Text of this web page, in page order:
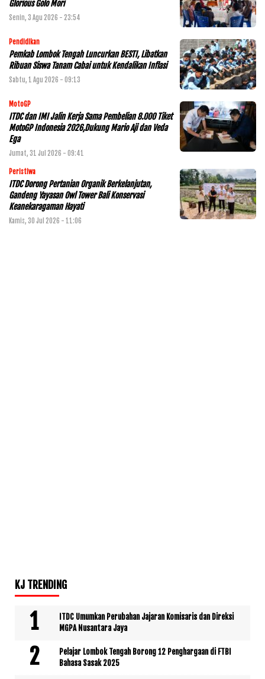
Glorious Golo Mori
Senin, 3 Agu 2026 - 23:54
Pendidikan
Pemkab Lombok Tengah Luncurkan BESTI, Libatkan
Ribuan Siswa Tanam Cabai untuk Kendalikan Inflasi
Sabtu, 1 Agu 2026 - 09:13
MotoGP
ITDC dan IMI Jalin Kerja Sama Pembelian 8.000 Tiket
MotoGP Indonesia 2026,Dukung Mario Aji dan Veda
Ega
Jumat, 31 Jul 2026 - 09:41
Peristiwa
ITDC Dorong Pertanian Organik Berkelanjutan,
Gandeng Yayasan Owl Tower Bali Konservasi
Keanekaragaman Hayati
Kamis, 30 Jul 2026 - 11:06
KJ TRENDING
ITDC Umumkan Perubahan Jajaran Komisaris dan Direksi
MGPA Nusantara Jaya
Pelajar Lombok Tengah Borong 12 Penghargaan di FTBI
Bahasa Sasak 2025